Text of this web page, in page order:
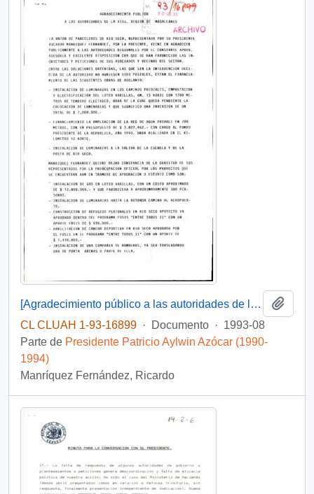
[Agradecimiento público a las autoridades de la XII Región de Magallanes por avances en obras urbanas y viales]
CL CLUAH 1-93-16899 · Documento · 1993-08
Parte de Presidente Patricio Aylwin Azócar (1990-
1994)
Manríquez Fernández, Ricardo